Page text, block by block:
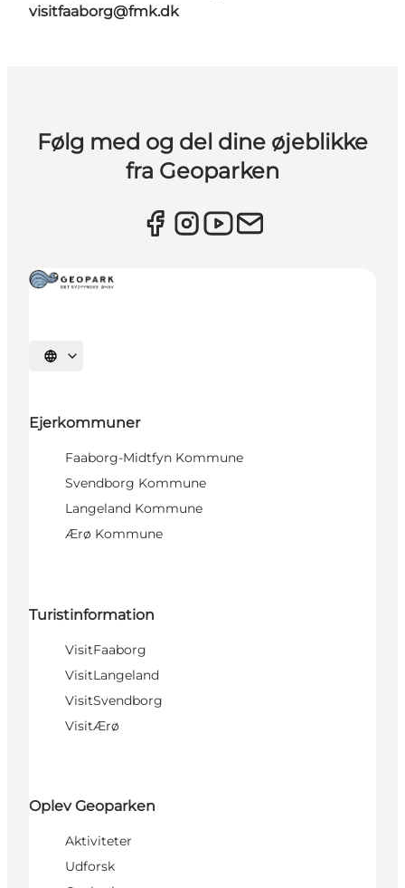
visitfaaborg@fmk.dk
Følg med og del dine øjeblikke
fra Geoparken
Vælg sprog
Ejerkommuner
Faaborg-Midtfyn Kommune
Svendborg Kommune
Langeland Kommune
Ærø Kommune
Turistinformation
VisitFaaborg
VisitLangeland
VisitSvendborg
VisitÆrø
Oplev Geoparken
Aktiviteter
Udforsk